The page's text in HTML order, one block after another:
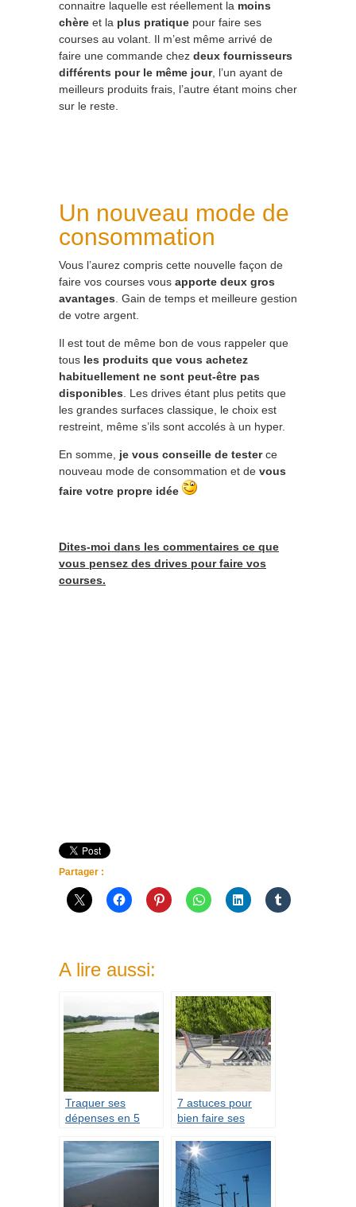
connaitre laquelle est réellement la moins
chère et la plus pratique pour faire ses
courses au volant. Il m’est même arrivé de
faire une commande chez deux fournisseurs
différents pour le même jour, l’un ayant de
meilleurs produits frais, l’autre étant moins cher
sur le reste.
Un nouveau mode de
consommation
Vous l’aurez compris cette nouvelle façon de
faire vos courses vous apporte deux gros
avantages . Gain de temps et meilleure gestion
de votre argent.
Il est tout de même bon de vous rappeler que
tous les produits que vous achetez
habituellement ne sont peut-être pas
disponibles . Les drives étant plus petits que
les grandes surfaces classique, le choix est
restreint, même s’ils sont accolés à un hyper.
En somme, je vous conseille de testerce
nouveau mode de consommation et de vous
faire votre propre idée
Dites-moi dans les commentaires ce que
vous pensez des drives pour faire vos
courses.
Partager :
A lire aussi:
Traquer ses
dépenses en 5
annualisant
7 astuces pour
bien faire ses